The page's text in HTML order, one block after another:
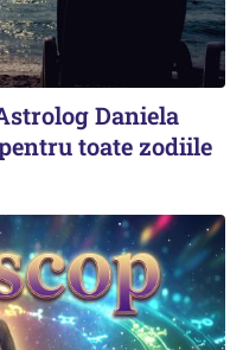
Daniela
toate zodiile